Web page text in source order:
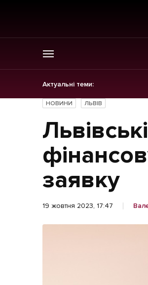
Актуальні теми:
ГОЛОВНЕ
Новини
Політика
Економіка
Бізнес
Життя
НОВИНИ ЛЬВІВ
заявку
19 жовтня 2023, 17:47